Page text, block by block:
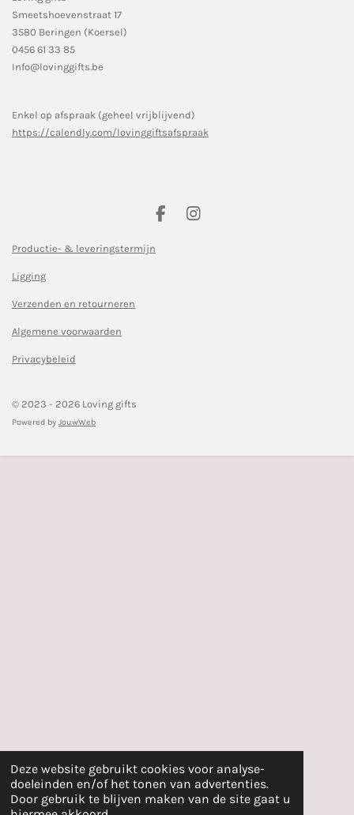
Deze website gebruikt cookies voor analyse-
doeleinden en/of het tonen van advertenties.
Door gebruik te blijven maken van de site gaat u
Smeetshoevenstraat 17
3580 Beringen (Koersel)
0456 61 33 85
Info@lovinggifts.be
Enkel op afspraak (geheel vrijblijvend)
https://calendly.com/lovinggiftsafspraak
F
I
Productie- & leveringstermijn
Ligging
Verzenden en retourneren
Algemene voorwaarden
Privacybeleid
© 2023 - 2026 Loving gifts
Powered by JouwWeb